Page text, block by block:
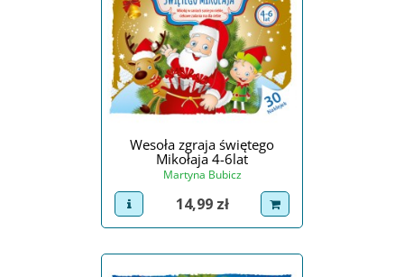
Wesoła zgraja świętego
Mikołaja 4-6lat
Martyna Bubicz
view product
Cena
14,99 zł dodaj do koszyka